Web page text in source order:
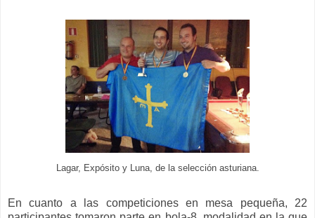
Lagar, Expósito y Luna, de la selección asturiana.
En cuanto a las competiciones en mesa pequeña, 22